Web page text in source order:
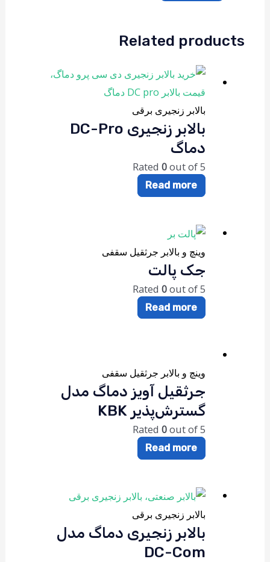
Related products
بالابر زنجیری برقی
بالابر زنجیری DC-Pro
دماگ
Rated 0out of 5
Read more
وینچ و بالابر جرثقیل سقفی
جک پالت
Rated 0out of 5
Read more
وینچ و بالابر جرثقیل سقفی
جرثقیل آویز دماگ مدل
گسترش‌پذیر KBK
Rated 0out of 5
Read more
بالابر زنجیری برقی
بالابر زنجیری دماگ مدل
DC-Com